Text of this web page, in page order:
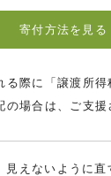
寄付方法を見る
際に「譲渡所得
の場合は、ご支援
見えないように